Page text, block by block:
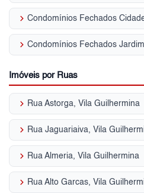
keyboard_arrow_right Condomínios Fechados
keyboard_arrow_right Condomínios Fechados
Imóveis por Ruas
keyboard_arrow_right Rua Astorga, Vila Guilhermina
keyboard_arrow_right Rua Jaguariaiva, Vila
keyboard_arrow_right Rua Almeria, Vila Guilhermina
keyboard_arrow_right Rua Alto Garcas, Vila